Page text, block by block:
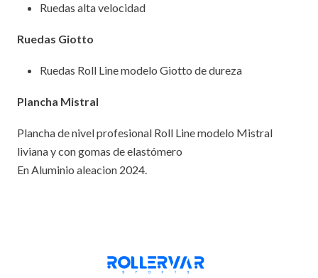
Ruedas alta velocidad
Ruedas Giotto
Ruedas Roll Line modelo Giotto de dureza
Plancha Mistral
Plancha de nivel profesional Roll Line modelo Mistral
liviana y con gomas de elastómero
En Aluminio aleacion 2024.